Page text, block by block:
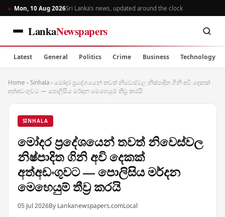
Mon, 10 Aug 2026Sri Lanka’s news, updated around the clock
LankaNewspapers
Latest General Politics Crime Business Technology
Home › Sinhala › මෝදර ප්‍රදේශයෙන් තවත් නිවෙස්වල නිෂ්පාදිත ගිනි අවි දෙකක්
අත්අඩංගුවට — පොලිසිය මර්දන මෙහෙයුම් තීව්‍ර කරයි
SINHALA
මෝදර ප්‍රදේශයෙන් තවත් නිවෙස්වල
නිෂ්පාදිත ගිනි අවි දෙකක්
අත්අඩංගුවට — පොලිසිය මර්දන
මෙහෙයුම් තීව්‍ර කරයි
05 Jul 2026By Lankanewspapers.comLocal